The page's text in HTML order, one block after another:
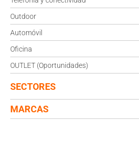
Outdoor
Automóvil
Oficina
OUTLET (Oportunidades)
SECTORES
MARCAS